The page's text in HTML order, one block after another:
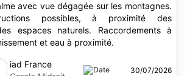
avec vue dégagée sur les montagnes.
possibles, à proximité des
espaces naturels. Raccordements à
et eau à proximité.
iad France
30/07/2026